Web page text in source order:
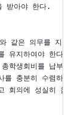
받아야 한다.
같은 의무를 지
유지하여야 한다.
학생회비를 납부
충분히 수렴하
회의에 성실히